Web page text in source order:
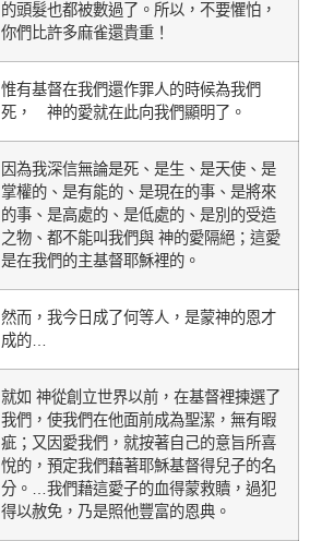
的頭髮也都被數過了。所以，不要懼怕，
你們比許多麻雀還貴重！
惟有基督在我們還作罪人的時候為我們
死， 神的愛就在此向我們顯明了。
因為我深信無論是死、是生、是天使、是
掌權的、是有能的、是現在的事、是將來
的事、是高處的、是低處的、是別的受造
之物、都不能叫我們與 神的愛隔絕；這愛
是在我們的主基督耶穌裡的。
然而，我今日成了何等人，是蒙神的恩才
成的…
就如 神從創立世界以前，在基督裡揀選了
我們，使我們在他面前成為聖潔，無有暇
疵；又因愛我們，就按著自己的意旨所喜
悅的，預定我們藉著耶穌基督得兒子的名
分。…我們藉這愛子的血得蒙救贖，過犯
得以赦免，乃是照他豐富的恩典。